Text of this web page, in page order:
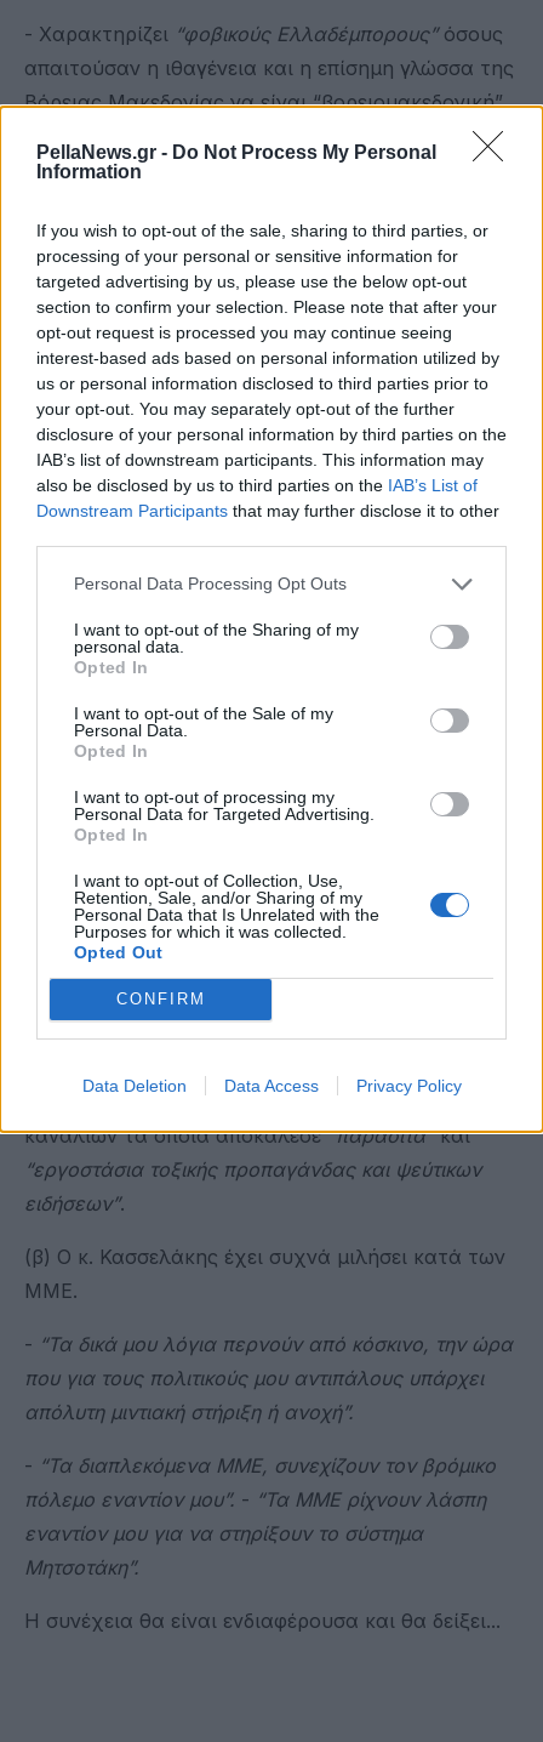
PellaNews.gr - Do Not Process My Personal
Information
If you wish to opt-out of the sale, sharing to third parties, or
processing of your personal or sensitive information for
targeted advertising by us, please use the below opt-out
section to confirm your selection. Please note that after your
opt-out request is processed you may continue seeing
interest-based ads based on personal information utilized by
us or personal information disclosed to third parties prior to
your opt-out. You may separately opt-out of the further
disclosure of your personal information by third parties on the
IAB’s list of downstream participants. This information may
also be disclosed by us to third parties on the IAB’s List of
Downstream Participants that may further disclose it to other
Personal Data Processing Opt Outs
I want to opt-out of the Sharing of my
personal data.
Opted In
I want to opt-out of the Sale of my
Personal Data.
Opted In
I want to opt-out of processing my
Personal Data for Targeted Advertising.
Opted In
I want to opt-out of Collection, Use,
Retention, Sale, and/or Sharing of my
Personal Data that Is Unrelated with the
Purposes for which it was collected.
Opted Out
CONFIRM
Data Deletion Data Access Privacy Policy
- Χαρακτηρίζει “φοβικούς Ελλαδέμπορους”όσους
απαιτούσαν η ιθαγένεια και η επίσημη γλώσσα της
Βόρειας Μακεδονίας να είναι “βορειομακεδονική”
(α) Ο κ. Τσίπρας κατηγόρησε προσφάτως, για άλλη
μια φορά, τους έλληνες Δικαστές και Εισαγγελείς
για ολιγωρία στις υποθέσεις των παράνομων
τηλεφωνικών παρακολουθήσεων, του δυστυχήματος
στα Τέμπη και του ναυαγίου στην Πύλοκαι για
αδυναμία να εντοπίσουν τους υπευθύνους και να
αποδώσουν δικαιοσύνη.
(β) Ο κ. Κασσελάκης έχει συχνά απαγγείλει
Έχουν
“τα πιο γρήγορα αντανακλαστικά στον
κόσμο: Όταν αναλαμβάνουν να υπερασπιστούν την
κοινοβούλιο. Όταν αναλαμβάνουν να στείλουν σπίτι
τους, αντί για τη φυλακή, βιαστές πρωθυπουργικούς
φίλους και στελέχη της ΝΔ που παρανομούν. Όταν
αναλαμβάνουν να με στοχοποιήσουν για το δάνειο
απλήρωτοι τις γιορτές οι εργαζόμενοι”.
5. ΜΜΕ.
(α) Ο κ. Τσίπρας, κατά τη διάρκεια της ομιλίας του
στη συνεδρίαση της εκλογικής επιτροπής της
εξαπέλυσε επίθεση κατά των εφημερίδων και των
καναλιών τα οποία αποκάλεσε“παράσιτα”και
“εργοστάσια τοξικής προπαγάνδας και ψεύτικων
ειδήσεων”.
(β) Ο κ. Κασσελάκης έχει συχνά μιλήσει κατά των
ΜΜΕ.
- “Τα δικά μου λόγια περνούν από κόσκινο, την ώρα
που για τους πολιτικούς μου αντιπάλους υπάρχει
απόλυτη μιντιακή στήριξη ή ανοχή”.
- “Τα διαπλεκόμενα ΜΜΕ, συνεχίζουν τον βρόμικο
πόλεμο εναντίον μου”. - “Τα ΜΜΕ ρίχνουν λάσπη
εναντίον μου για να στηρίξουν το σύστημα
Μητσοτάκη”.
Η συνέχεια θα είναι ενδιαφέρουσα και θα δείξει...